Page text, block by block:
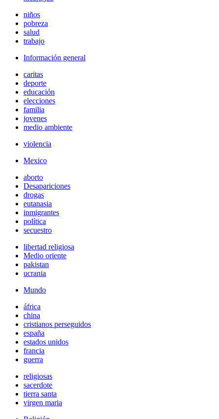
niños
pobreza
salud
trabajo
Información general
caritas
deporte
educación
elecciones
familia
jovenes
medio ambiente
violencia
Mexico
aborto
Desapariciones
drogas
eutanasia
inmigrantes
política
secuestro
libertad religiosa
Medio oriente
pakistan
ucrania
Mundo
áfrica
china
cristianos perseguidos
españa
estados unidos
francia
guerra
religiosas
sacerdote
tierra santa
virgen maria